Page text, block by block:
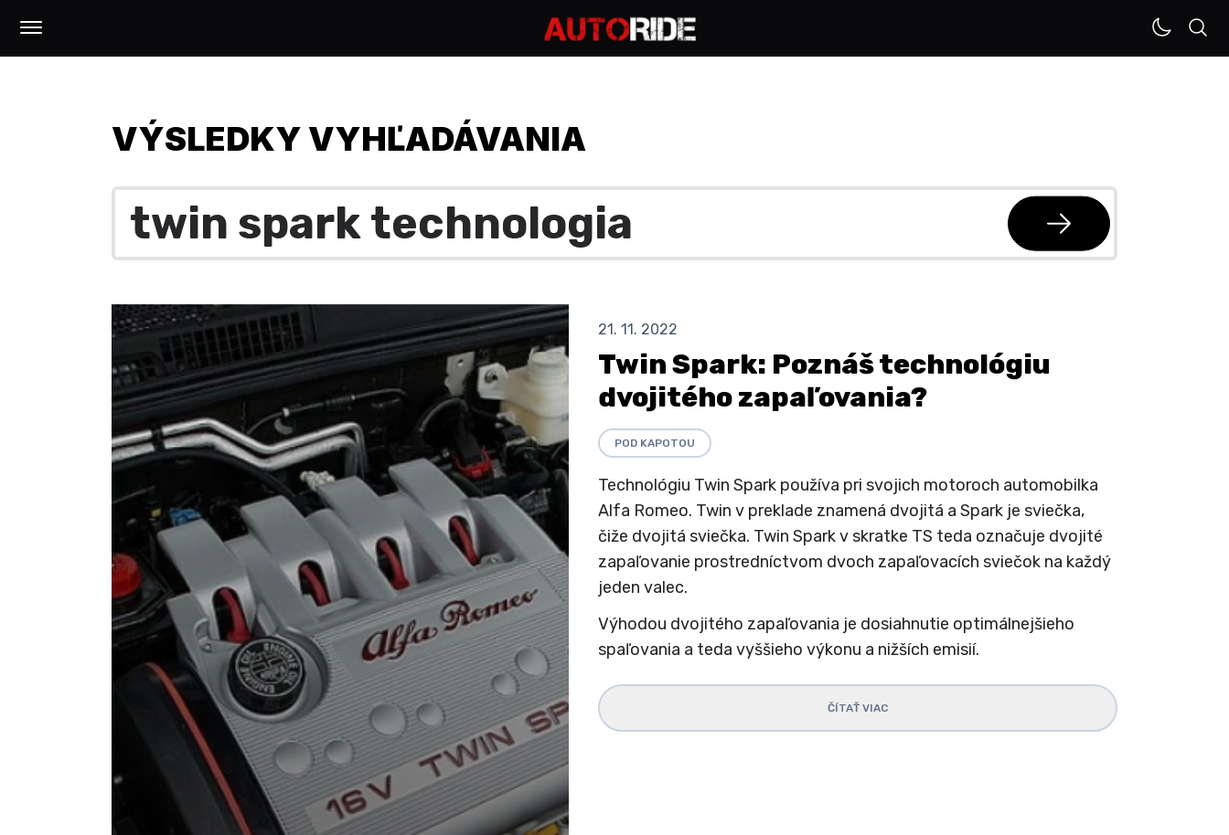
VÝSLEDKY VYHĽADÁVANIA
21. 11. 2022
Twin Spark: Poznáš technológiu
dvojitého zapaľovania?
POD KAPOTOU
Technológiu Twin Spark používa pri svojich motoroch automobilka
Alfa Romeo. Twin v preklade znamená dvojitá a Spark je sviečka,
čiže dvojitá sviečka. Twin Spark v skratke TS teda označuje dvojité
zapaľovanie prostredníctvom dvoch zapaľovacích sviečok na každý
jeden valec.
Výhodou dvojitého zapaľovania je dosiahnutie optimálnejšieho
spaľovania a teda vyššieho výkonu a nižších emisií.
ČÍTAŤ VIAC